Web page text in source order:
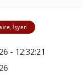
İşyeri
- 12:32:21